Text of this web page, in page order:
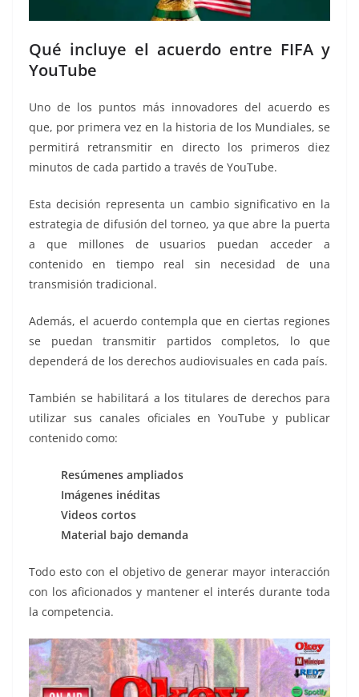
Qué incluye el acuerdo entre FIFA y
YouTube
Uno de los puntos más innovadores del acuerdo es
que, por primera vez en la historia de los Mundiales, se
permitirá retransmitir en directo los primeros diez
minutos de cada partido a través de YouTube.
Esta decisión representa un cambio significativo en la
estrategia de difusión del torneo, ya que abre la puerta
a que millones de usuarios puedan acceder a
contenido en tiempo real sin necesidad de una
transmisión tradicional.
Además, el acuerdo contempla que en ciertas regiones
se puedan transmitir partidos completos, lo que
dependerá de los derechos audiovisuales en cada país.
También se habilitará a los titulares de derechos para
utilizar sus canales oficiales en YouTube y publicar
contenido como:
Resúmenes ampliados
Imágenes inéditas
Videos cortos
Material bajo demanda
Todo esto con el objetivo de generar mayor interacción
con los aficionados y mantener el interés durante toda
la competencia.